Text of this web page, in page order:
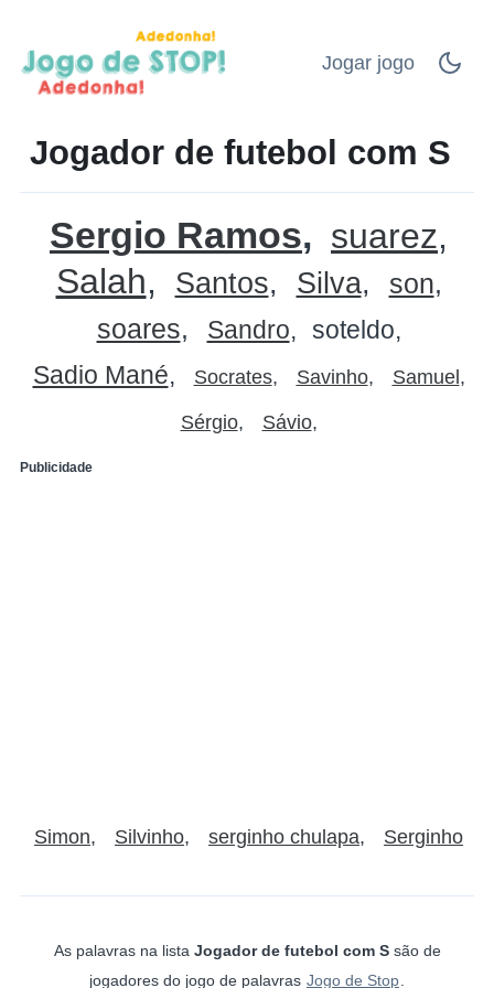
Jogar jogo
Jogador de futebol com S
Sergio Ramos
suarez
Salah
Santos Silva
son
soares
Sandro
soteldo
Sadio Mané
Socrates Savinho Samuel
Sérgio Sávio
Publicidade
Simon Silvinho serginho chulapa Serginho
As palavras na lista Jogador de futebol com Ssão de
jogadores do jogo de palavras Jogo de Stop